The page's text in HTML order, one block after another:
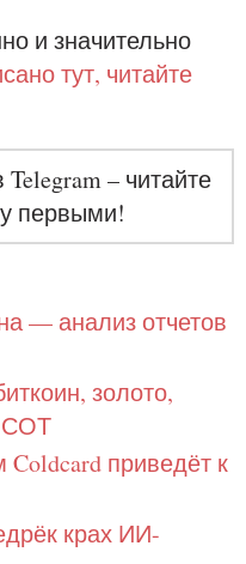
и значительно
тут, читайте
Telegram – читайте
первыми!
— анализ отчетов
золото,
СОТ
приведёт к
крах ИИ-